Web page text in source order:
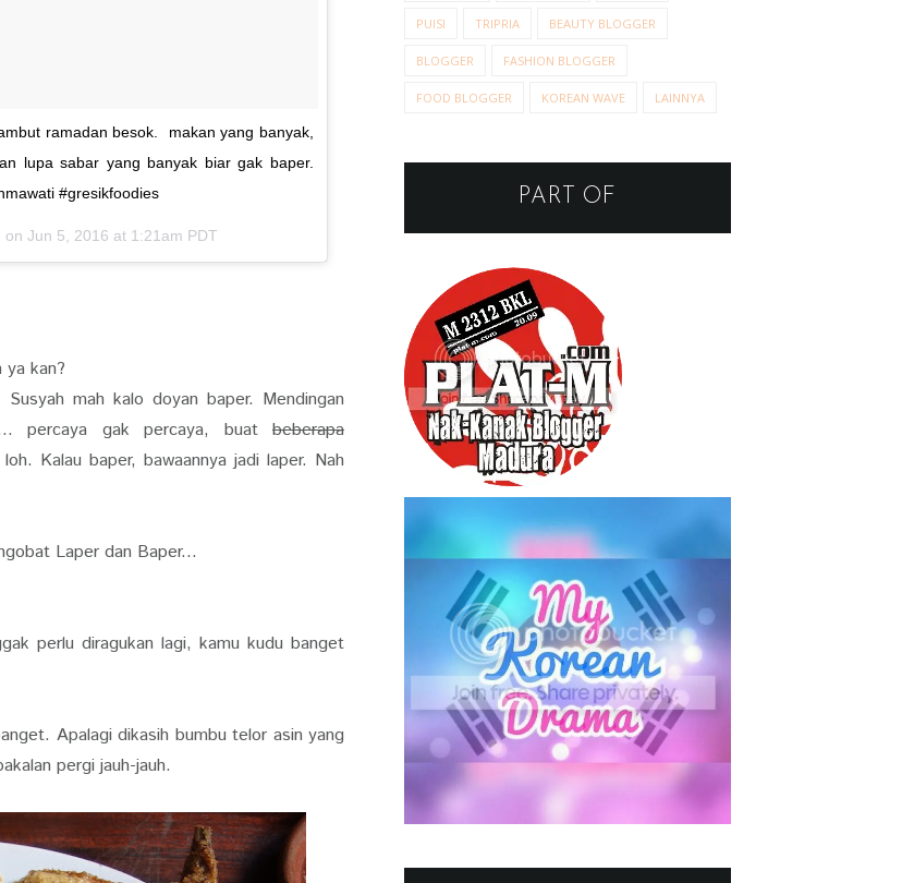
ramadan besok. makan yang banyak,
lupa sabar yang banyak biar gak baper.
#gresikfoodies
on Jun 5, 2016 at 1:21am PDT
ya kan?
mah kalo doyan baper. Mendingan
percaya gak percaya, buat beberapa
Kalau baper, bawaannya jadi laper. Nah
Laper dan Baper...
perlu diragukan lagi, kamu kudu banget
Apalagi dikasih bumbu telor asin yang
pergi jauh-jauh.
PUISI TRIPRIA BEAUTY BLOGGER
BLOGGER FASHION BLOGGER
FOOD BLOGGER KOREAN WAVE LAINNYA
PART OF